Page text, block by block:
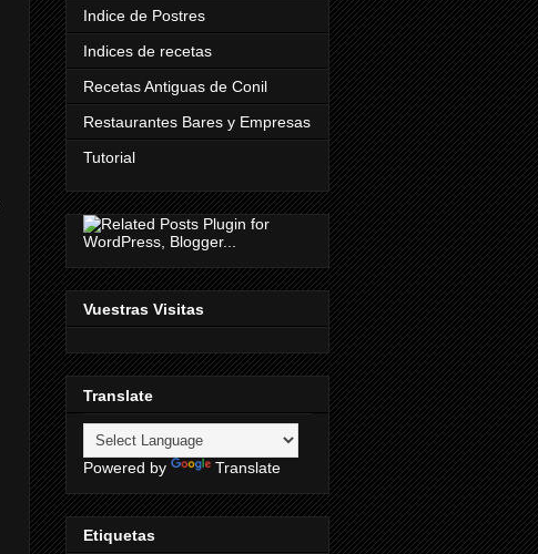
Indice de Postres
Indices de recetas
Recetas Antiguas de Conil
Restaurantes Bares y Empresas
Tutorial
Vuestras Visitas
Translate
Powered by Translate
Etiquetas